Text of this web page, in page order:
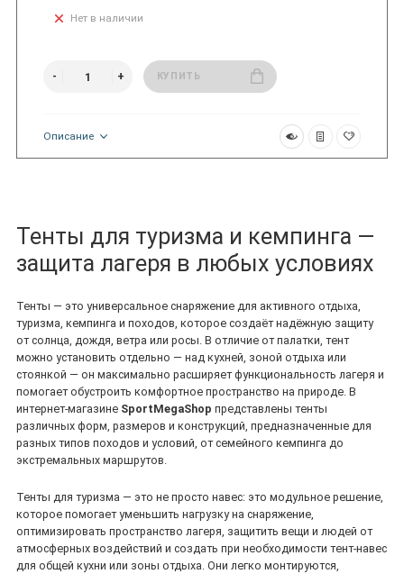
Нет в наличии
КУПИТЬ
Описание
Тенты для туризма и кемпинга —
защита лагеря в любых условиях
Тенты — это универсальное снаряжение для активного отдыха,
туризма, кемпинга и походов, которое создаёт надёжную защиту
от солнца, дождя, ветра или росы. В отличие от палатки, тент
можно установить отдельно — над кухней, зоной отдыха или
стоянкой — он максимально расширяет функциональность лагеря и
помогает обустроить комфортное пространство на природе. В
интернет‑магазине SportMegaShop представлены тенты
различных форм, размеров и конструкций, предназначенные для
разных типов походов и условий, от семейного кемпинга до
экстремальных маршрутов.
Тенты для туризма — это не просто навес: это модульное решение,
которое помогает уменьшить нагрузку на снаряжение,
оптимизировать пространство лагеря, защитить вещи и людей от
атмосферных воздействий и создать при необходимости тент‑навес
для общей кухни или зоны отдыха. Они легко монтируются,